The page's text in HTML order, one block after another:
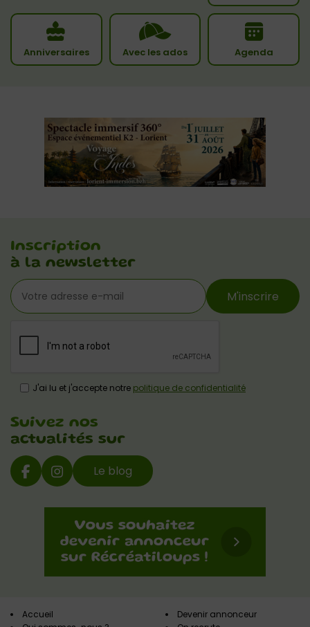
Anniversaires Avec les ados Agenda
Inscription
à la newsletter
M'inscrire
J'ai lu et j'accepte notre politique de confidentialité
Suivez nos
actualités sur
Le blog
Accueil
Devenir annonceur